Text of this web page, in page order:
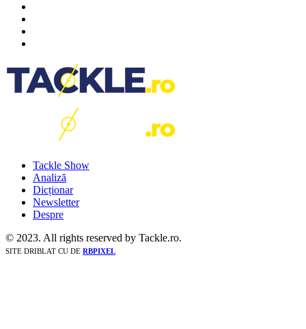
Tackle Show
Analiză
Dicționar
Newsletter
Despre
© 2023. All rights reserved by Tackle.ro.
SITE DRIBLAT CU DE RBPIXEL